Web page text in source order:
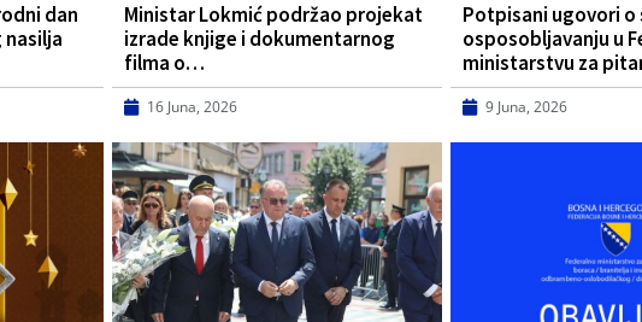
dan
Ministar Lokmić podržao projekat
izrade knjige i dokumentarnog
filma o…
16 Juna, 2026
Potpisani ugovori o
osposobljavanju u
ministarstvu za
9 Juna, 2026